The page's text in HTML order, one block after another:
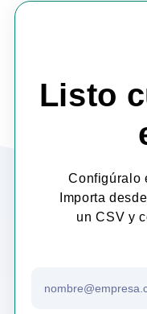
Listo
Configúralo
Importa
un CSV y